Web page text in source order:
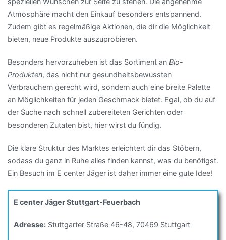
Atmosphäre macht den Einkauf besonders entspannend.
Zudem gibt es regelmäßige Aktionen, die dir die Möglichkeit
bieten, neue Produkte auszuprobieren.
Besonders hervorzuheben ist das Sortiment an Bio-
Produkten, das nicht nur gesundheitsbewussten
Verbrauchern gerecht wird, sondern auch eine breite Palette
an Möglichkeiten für jeden Geschmack bietet. Egal, ob du auf
der Suche nach schnell zubereiteten Gerichten oder
besonderen Zutaten bist, hier wirst du fündig.
Die klare Struktur des Marktes erleichtert dir das Stöbern,
sodass du ganz in Ruhe alles finden kannst, was du benötigst.
Ein Besuch im E center Jäger ist daher immer eine gute Idee!
E center Jäger Stuttgart-Feuerbach
Adresse: Stuttgarter Straße 46-48, 70469 Stuttgart